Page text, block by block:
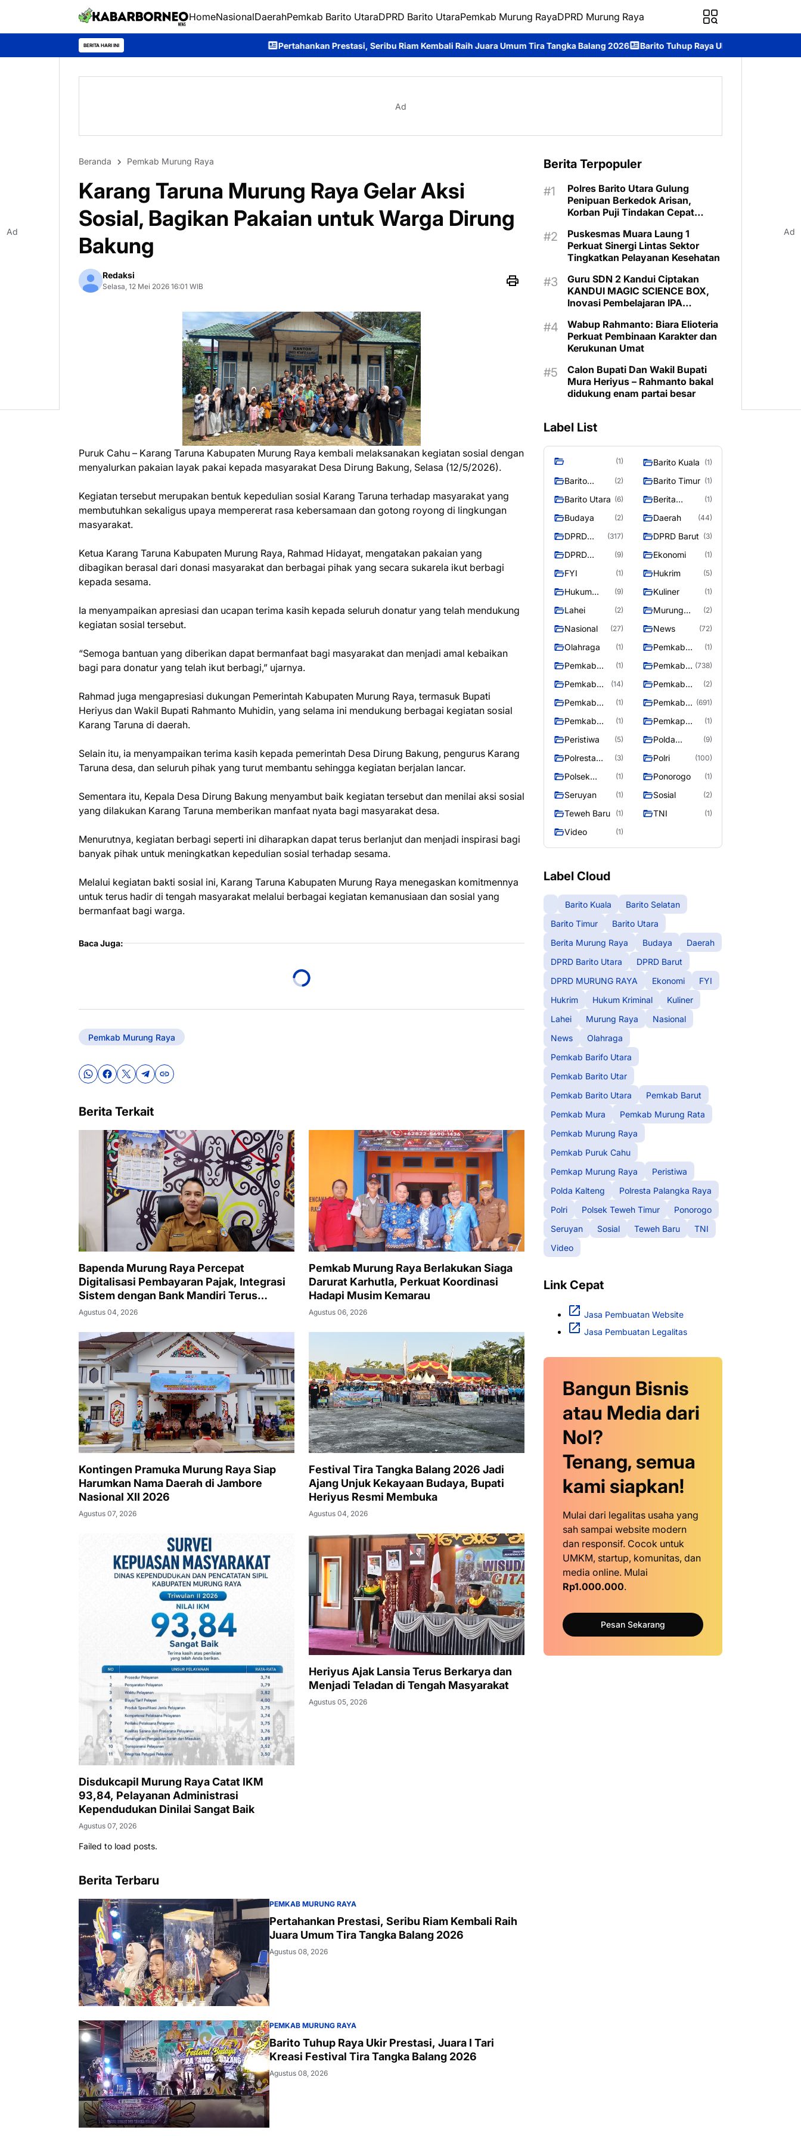
HomeNasionalDaerahPemkab Barito UtaraDPRD Barito UtaraPemkab Murung RayaDPRD Murung Raya
BERITA HARI INI Pertahankan Prestasi, Seribu Riam Kembali Raih Juara Umum Tira Tangka Balang 2026 Barito Tuhup Raya Ukir Prestasi, Juara I Tari Kreasi Festival Tira
Ad
Beranda Pemkab Murung Raya
Karang Taruna Murung Raya Gelar Aksi
Sosial, Bagikan Pakaian untuk Warga Dirung
Bakung
Redaksi
Selasa, 12 Mei 2026 16:01 WIB
Puruk Cahu – Karang Taruna Kabupaten Murung Raya kembali melaksanakan kegiatan sosial dengan
menyalurkan pakaian layak pakai kepada masyarakat Desa Dirung Bakung, Selasa (12/5/2026).
Kegiatan tersebut merupakan bentuk kepedulian sosial Karang Taruna terhadap masyarakat yang
membutuhkan sekaligus upaya mempererat rasa kebersamaan dan gotong royong di lingkungan
masyarakat.
Ketua Karang Taruna Kabupaten Murung Raya, Rahmad Hidayat, mengatakan pakaian yang
dibagikan berasal dari donasi masyarakat dan berbagai pihak yang secara sukarela ikut berbagi
kepada sesama.
Ia menyampaikan apresiasi dan ucapan terima kasih kepada seluruh donatur yang telah mendukung
kegiatan sosial tersebut.
“Semoga bantuan yang diberikan dapat bermanfaat bagi masyarakat dan menjadi amal kebaikan
bagi para donatur yang telah ikut berbagi,” ujarnya.
Rahmad juga mengapresiasi dukungan Pemerintah Kabupaten Murung Raya, termasuk Bupati
Heriyus dan Wakil Bupati Rahmanto Muhidin, yang selama ini mendukung berbagai kegiatan sosial
Karang Taruna di daerah.
Selain itu, ia menyampaikan terima kasih kepada pemerintah Desa Dirung Bakung, pengurus Karang
Taruna desa, dan seluruh pihak yang turut membantu sehingga kegiatan berjalan lancar.
Sementara itu, Kepala Desa Dirung Bakung menyambut baik kegiatan tersebut dan menilai aksi sosial
yang dilakukan Karang Taruna memberikan manfaat nyata bagi masyarakat desa.
Menurutnya, kegiatan berbagi seperti ini diharapkan dapat terus berlanjut dan menjadi inspirasi bagi
banyak pihak untuk meningkatkan kepedulian sosial terhadap sesama.
Melalui kegiatan bakti sosial ini, Karang Taruna Kabupaten Murung Raya menegaskan komitmennya
untuk terus hadir di tengah masyarakat melalui berbagai kegiatan kemanusiaan dan sosial yang
bermanfaat bagi warga.
Baca Juga:
Pemkab Murung Raya
Berita Terkait
Bapenda Murung Raya Percepat
Digitalisasi Pembayaran Pajak, Integrasi
Sistem dengan Bank Mandiri Terus
Berjalan
Agustus 04, 2026
Pemkab Murung Raya Berlakukan Siaga
Darurat Karhutla, Perkuat Koordinasi
Hadapi Musim Kemarau
Agustus 06, 2026
Kontingen Pramuka Murung Raya Siap
Harumkan Nama Daerah di Jambore
Nasional XII 2026
Agustus 07, 2026
Festival Tira Tangka Balang 2026 Jadi
Ajang Unjuk Kekayaan Budaya, Bupati
Heriyus Resmi Membuka
Agustus 04, 2026
Disdukcapil Murung Raya Catat IKM
93,84, Pelayanan Administrasi
Kependudukan Dinilai Sangat Baik
Agustus 07, 2026
Heriyus Ajak Lansia Terus Berkarya dan
Menjadi Teladan di Tengah Masyarakat
Agustus 05, 2026
Failed to load posts.
Berita Terbaru
PEMKAB MURUNG RAYA
Pertahankan Prestasi, Seribu Riam Kembali Raih
Juara Umum Tira Tangka Balang 2026
Agustus 08, 2026
PEMKAB MURUNG RAYA
Barito Tuhup Raya Ukir Prestasi, Juara I Tari
Kreasi Festival Tira Tangka Balang 2026
Agustus 08, 2026
Berita Terpopuler
Polres Barito Utara Gulung
Penipuan Berkedok Arisan,
Korban Puji Tindakan Cepat
Puskesmas Muara Laung 1
Perkuat Sinergi Lintas Sektor
Tingkatkan Pelayanan Kesehatan
Guru SDN 2 Kandui Ciptakan
KANDUI MAGIC SCIENCE BOX,
Inovasi Pembelajaran IPA
Wabup Rahmanto: Biara Elioteria
Perkuat Pembinaan Karakter dan
Kerukunan Umat
Calon Bupati Dan Wakil Bupati
Mura Heriyus – Rahmanto bakal
didukung enam partai besar
Label List
(1) Barito Kuala (1)
Barito
(2) Barito Timur (1)
Barito Utara (6)
Berita
Raya
(1)
Budaya (2) Daerah (44)
DPRD
Utara
(317) DPRD Barut (3)
DPRD
RAYA
(9) Ekonomi (1)
FYI (1) Hukrim (5)
Hukum
(9) Kuliner (1)
Lahei (2)
Murung
(2)
Nasional (27) News (72)
Olahraga (1)
Pemkab
Barifo Utara
(1)
Pemkab
(1)
Pemkab
Utara
(738)
Pemkab
(14)
Pemkab
(2)
Pemkab
(1)
Pemkab
Raya
(691)
Pemkab
(1)
Pemkap
Raya
(1)
Peristiwa (5)
Polda
(9)
Polresta
Raya
(3) Polri (100)
Polsek
(1) Ponorogo (1)
Seruyan (1) Sosial (2)
Teweh Baru (1) TNI (1)
Video (1)
Label Cloud
Barito Kuala
Barito Selatan
Barito Timur
Barito Utara
Berita Murung Raya
Budaya
Daerah
DPRD Barito Utara
DPRD Barut
DPRD MURUNG RAYA
Ekonomi
FYI
Hukrim
Hukum Kriminal
Kuliner
Lahei
Murung Raya
Nasional
News
Olahraga
Pemkab Barifo Utara
Pemkab Barito Utar
Pemkab Barito Utara
Pemkab Barut
Pemkab Mura
Pemkab Murung Rata
Pemkab Murung Raya
Pemkab Puruk Cahu
Pemkap Murung Raya
Peristiwa
Polda Kalteng
Polresta Palangka Raya
Polri
Polsek Teweh Timur
Ponorogo
Seruyan
Sosial Teweh Baru
TNI
Video
Link Cepat
Jasa Pembuatan Website
Jasa Pembuatan Legalitas
Bangun Bisnis
atau Media dari
Nol?
Tenang, semua
kami siapkan!
Mulai dari legalitas usaha yang
sah sampai website modern
dan responsif. Cocok untuk
UMKM, startup, komunitas, dan
media online. Mulai
Rp1.000.000.
Pesan Sekarang
Ad Ad